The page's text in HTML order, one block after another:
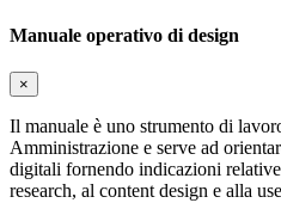
Manuale operativo di design
×
Il manuale è uno strumento di
Amministrazione e serve ad
digitali fornendo indicazioni
research, al content design e alla